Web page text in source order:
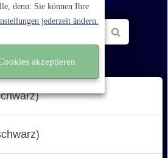
denn: Sie können Ihre
jederzeit ändern.
akzeptieren